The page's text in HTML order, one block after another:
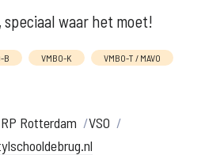
speciaal waar het moet!
B VMBO-K VMBO-T / MAVO
Rotterdam
VSO